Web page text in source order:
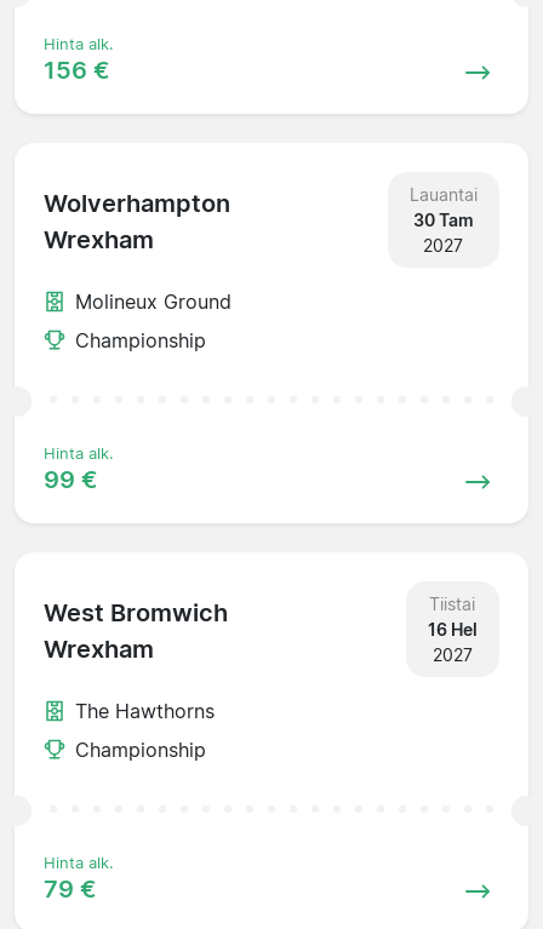
Hinta alk.
156 €
Wolverhampton
Wrexham
Lauantai
30 Tam
2027
Molineux Ground
Championship
Hinta alk.
99 €
West Bromwich
Wrexham
Tiistai
16 Hel
2027
The Hawthorns
Championship
Hinta alk.
79 €